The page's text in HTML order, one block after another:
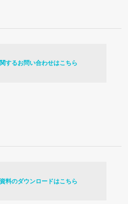
するお問い合わせはこちら
料のダウンロードはこちら